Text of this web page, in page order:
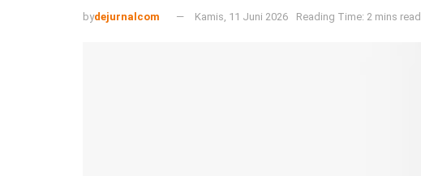
bydejurnalcom Kamis, 11 Juni 2026 Reading Time: 2 mins read